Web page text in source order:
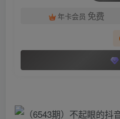
年卡会员 免费